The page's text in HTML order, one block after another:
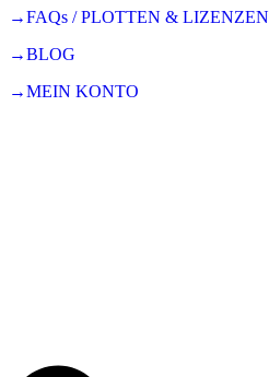
→FAQs / PLOTTEN & LIZENZEN
→BLOG
→MEIN KONTO